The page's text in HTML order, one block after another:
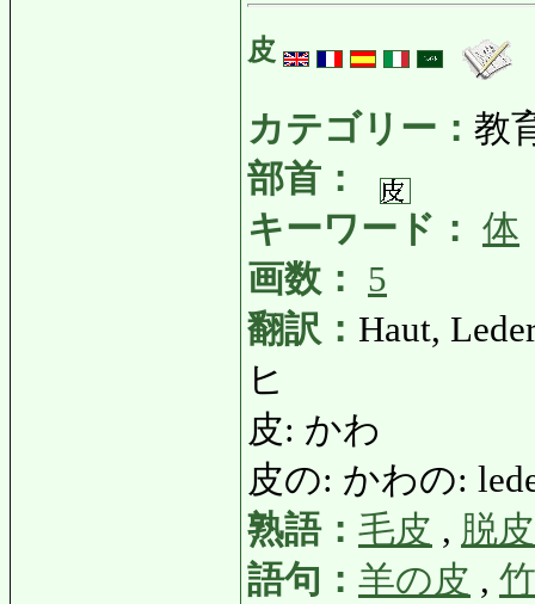
皮
カテゴリー： 教
部首：
キーワード： 体
画数：
5
翻訳： Haut,
ヒ
皮: かわ
皮の: かわの:
熟語： 毛皮 , 脱皮
語句： 羊の皮 ,